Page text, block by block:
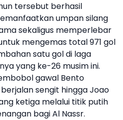
tersebut berhasil
umpan silang
sekaligus memperlebar
mengemas total 971 gol
satu gol di laga
yang ke-26 musim ini.
gawal Bento
sengit hingga Joao
ketiga melalui titik putih
bagi Al Nassr.